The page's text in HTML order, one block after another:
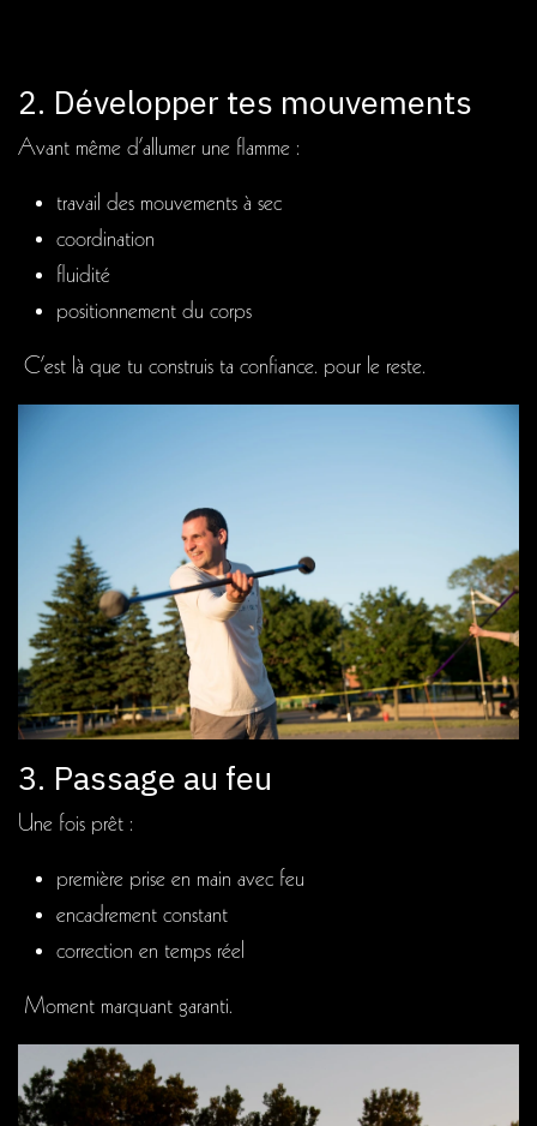
2. Développer tes mouvements
Avant même d’allumer une flamme :
travail des mouvements à sec
coordination
fluidité
positionnement du corps
C’est là que tu construis ta confiance. pour le reste.
3. Passage au feu
Une fois prêt :
première prise en main avec feu
encadrement constant
correction en temps réel
Moment marquant garanti.